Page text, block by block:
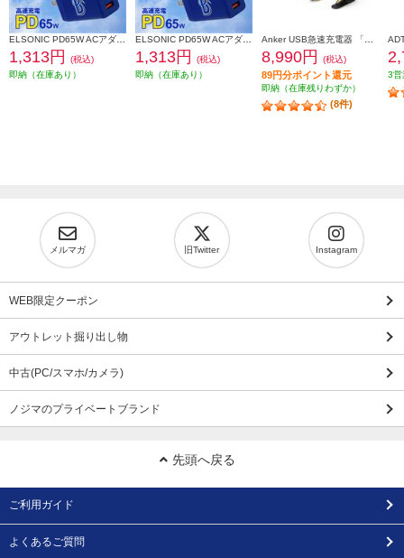
1,313円
(税込)
即納（在庫あり）
1,313円
(税込)
即納（在庫あり）
8,990円 (税込)
89円分ポイント還元
即納（在庫残りわずか）
(8件)
3営
メルマガ 旧Twitter Instagram
WEB限定クーポン
アウトレット掘り出し物
中古(PC/スマホ/カメラ)
ノジマのプライベートブランド
先頭へ戻る
ご利用ガイド
よくあるご質問